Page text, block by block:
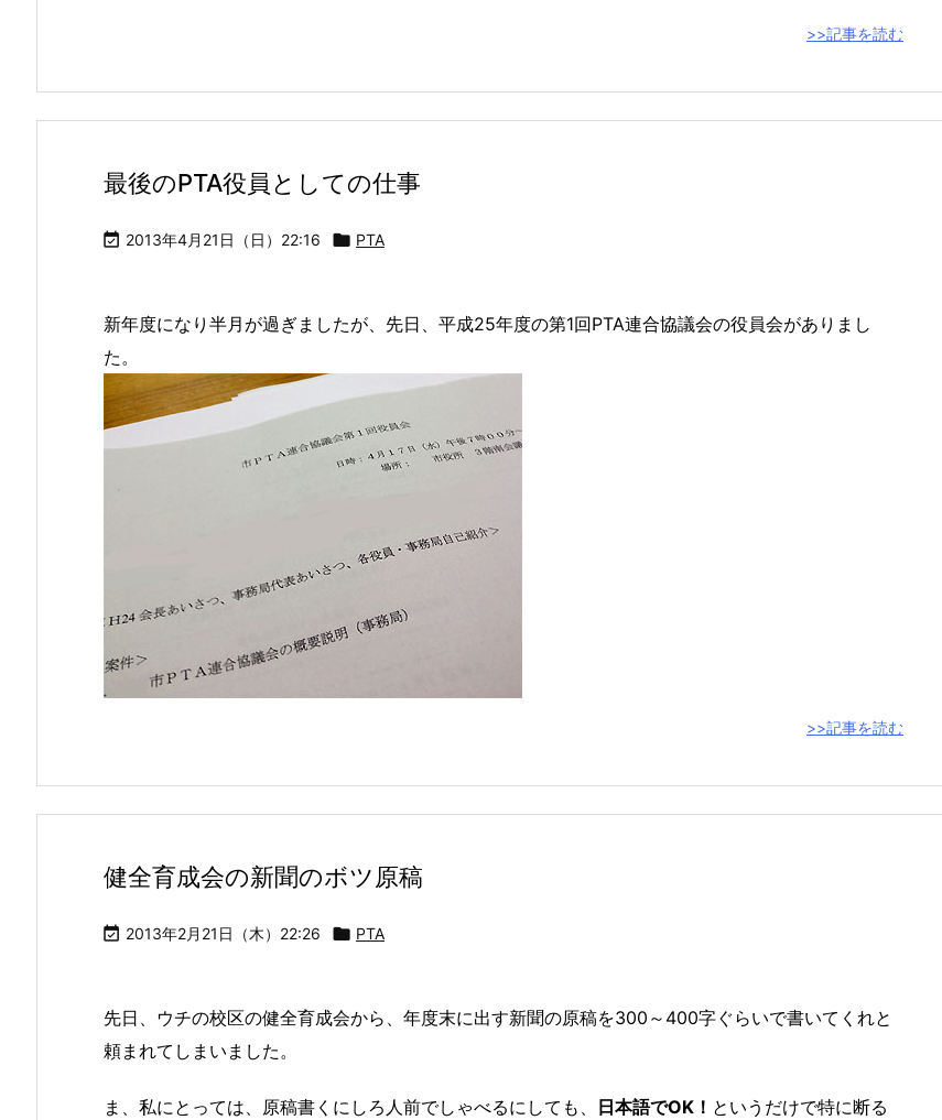
>>記事を読む
最後のPTA役員としての仕事
 2013年4月21日（日）22:16  PTA
新年度になり半月が過ぎましたが、先日、平成25年度の第1回PTA連合協議会の役員会がありまし
た。
>>記事を読む
健全育成会の新聞のボツ原稿
 2013年2月21日（木）22:26  PTA
先日、ウチの校区の健全育成会から、年度末に出す新聞の原稿を300～400字ぐらいで書いてくれと
頼まれてしまいました。
ま、私にとっては、原稿書くにしろ人前でしゃべるにしても、 日本語でOK！ というだけで特に断る